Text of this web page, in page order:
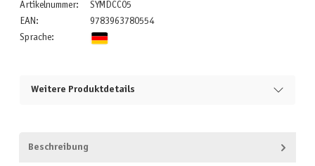
Artikelnummer:
SYMDCC05
EAN:
9783963780554
Sprache:
Weitere Produktdetails
Beschreibung